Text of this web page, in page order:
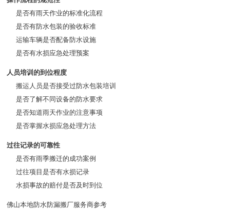
是否有雨天作业的标准化流程
是否有防水包装的验收标准
运输车辆是否配备防水设施
是否有水损应急处理预案
人员培训的到位程度
搬运人员是否接受过防水包装培训
是否了解不同设备的防水要求
是否知道雨天作业的注意事项
是否掌握水损应急处理方法
过往记录的可靠性
是否有雨季搬迁的成功案例
过往项目是否有水损记录
水损事故的赔付是否及时到位
佛山本地防水防漏搬厂服务商参考